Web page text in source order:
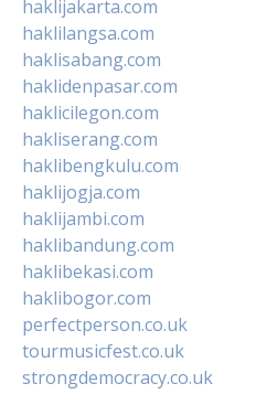
haklijakarta.com
haklilangsa.com
haklisabang.com
haklidenpasar.com
haklicilegon.com
hakliserang.com
haklibengkulu.com
haklijogja.com
haklijambi.com
haklibandung.com
haklibekasi.com
haklibogor.com
perfectperson.co.uk
tourmusicfest.co.uk
strongdemocracy.co.uk